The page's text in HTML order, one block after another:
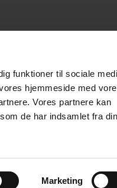
funktioner til sociale
hjemmeside med
Vores partnere kan
de har indsamlet fra
Marketing